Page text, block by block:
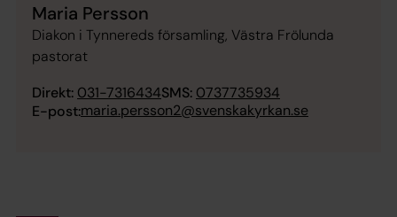
Maria Persson
Diakon i Tynnereds församling, Västra Frölunda
pastorat
Direkt: 031-7316434SMS: 0737735934
E-post:maria.persson2@svenskakyrkan.se